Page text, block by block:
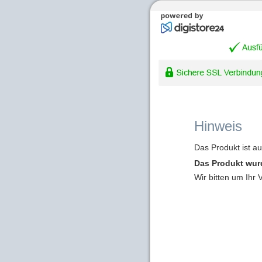
Hinweis
Das Produkt ist
Das Produkt
Wir bitten um Ihr